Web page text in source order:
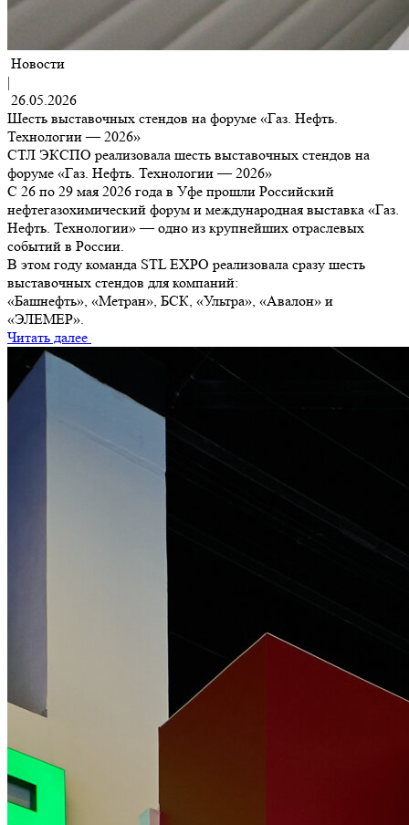
Новости
|
26.05.2026
Шесть выставочных стендов на форуме «Газ. Нефть.
Технологии — 2026»
СТЛ ЭКСПО реализовала шесть выставочных стендов на
форуме «Газ. Нефть. Технологии — 2026»
С 26 по 29 мая 2026 года в Уфе прошли Российский
нефтегазохимический форум и международная выставка «Газ.
Нефть. Технологии» — одно из крупнейших отраслевых
событий в России.
В этом году команда STL EXPO реализовала сразу шесть
выставочных стендов для компаний:
«Башнефть», «Метран», БСК, «Ультра», «Авалон» и
«ЭЛЕМЕР».
Читать далее